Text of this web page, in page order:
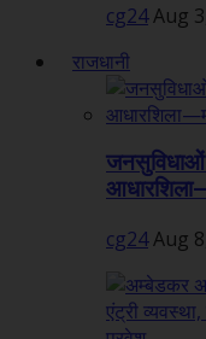
cg24Aug
राजधानी
जनसुविधाओं
cg24Aug